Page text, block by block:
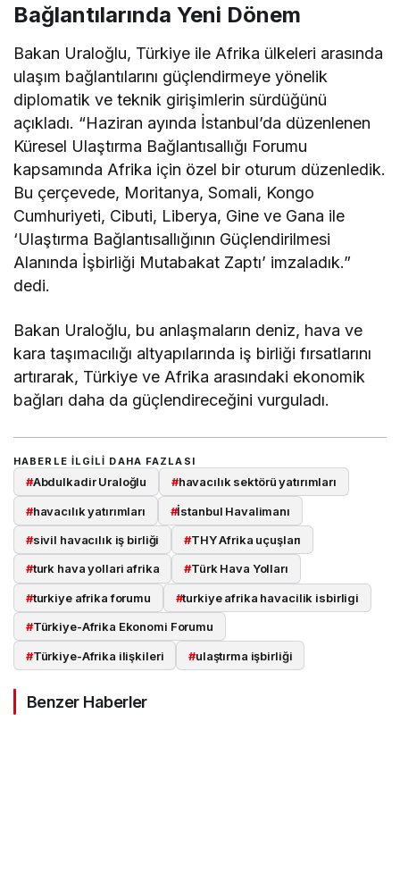
Bağlantılarında Yeni Dönem
Bakan Uraloğlu, Türkiye ile Afrika ülkeleri arasında
ulaşım bağlantılarını güçlendirmeye yönelik
diplomatik ve teknik girişimlerin sürdüğünü
açıkladı. “Haziran ayında İstanbul’da düzenlenen
Küresel Ulaştırma Bağlantısallığı Forumu
kapsamında Afrika için özel bir oturum düzenledik.
Bu çerçevede, Moritanya, Somali, Kongo
Cumhuriyeti, Cibuti, Liberya, Gine ve Gana ile
‘Ulaştırma Bağlantısallığının Güçlendirilmesi
Alanında İşbirliği Mutabakat Zaptı’ imzaladık.”
dedi.
Bakan Uraloğlu, bu anlaşmaların deniz, hava ve
kara taşımacılığı altyapılarında iş birliği fırsatlarını
artırarak, Türkiye ve Afrika arasındaki ekonomik
bağları daha da güçlendireceğini vurguladı.
HABERLE ILGILI DAHA FAZLASI
#Abdulkadir Uraloğlu #havacılık sektörü yatırımları
#havacılık yatırımları #İstanbul Havalimanı
#sivil havacılık iş birliği #THY Afrika uçuşları
#turk hava yollari afrika #Türk Hava Yolları
#turkiye afrika forumu #turkiye afrika havacilik isbirligi
#Türkiye-Afrika Ekonomi Forumu
#Türkiye-Afrika ilişkileri #ulaştırma işbirliği
Benzer Haberler